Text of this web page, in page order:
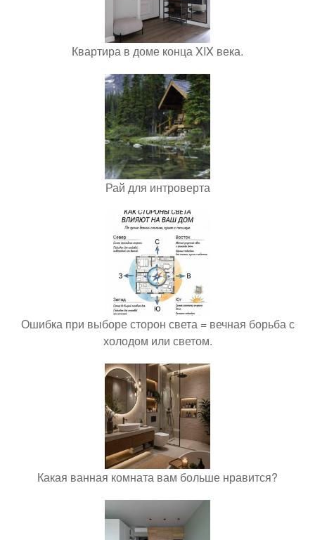
Квартира в доме конца XIX века.
Рай для интроверта
Ошибка при выборе сторон света = вечная борьба с
холодом или светом.
Какая ванная комната вам больше нравится?